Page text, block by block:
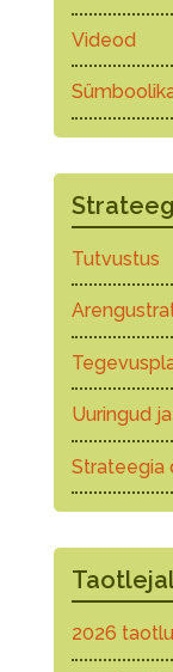
Videod
Tutvustus
Uuringud
Strateegia
2026